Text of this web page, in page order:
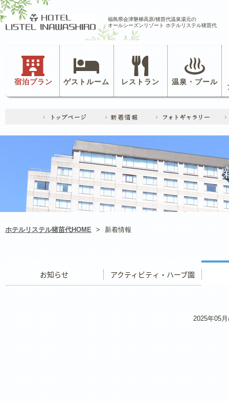
福島県会津磐梯高原/猪苗代温泉湯元の
オールシーズンリゾート ホテルリステル猪苗代
宿泊プラン ゲストルーム レストラン 温泉・プール
ホテルリステル猪苗代HOME > 新着情報
2025年05